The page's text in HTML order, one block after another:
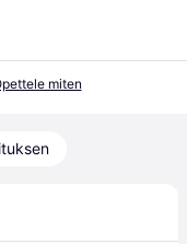
miten